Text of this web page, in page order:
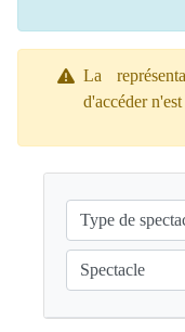
La
d'accéder